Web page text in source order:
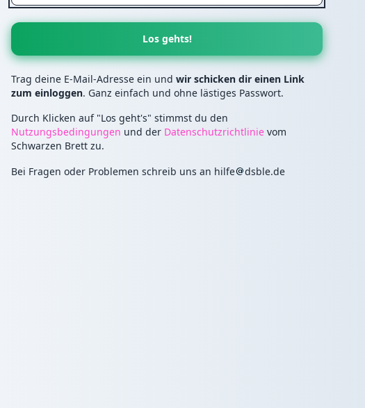
ein
Mensch
dann
ignoriere
dieses
Trag deine E-Mail-Adresse ein und wir schicken dir einen Link
zum einloggen. Ganz einfach und ohne lästiges Passwort.
Durch Klicken auf "Los geht's" stimmst du den
Nutzungsbedingungen und der Datenschutzrichtlinie vom
Schwarzen Brett zu.
Bei Fragen oder Problemen schreib uns an hilfe dsble.de